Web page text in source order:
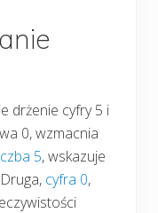
drżenie cyfry 5 i
0, wzmacnia
5, wskazuje
cyfra 0,